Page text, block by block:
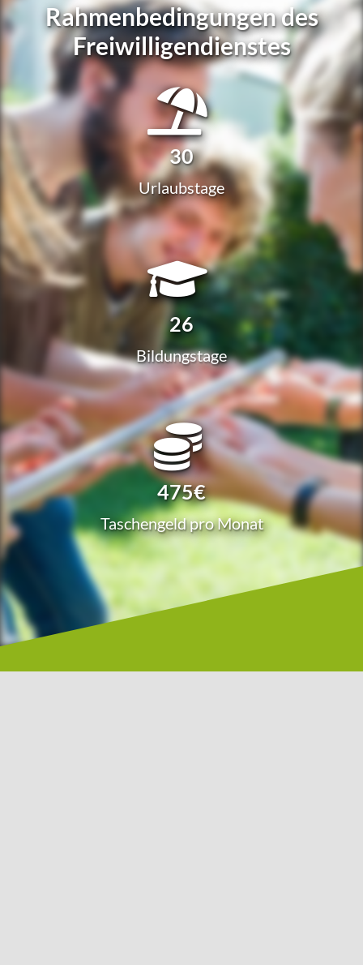
Rahmenbedingungen des
Freiwilligendienstes
30
Urlaubs­ta­ge
26
Bil­dungs­ta­ge
475€
Taschen­geld pro Monat